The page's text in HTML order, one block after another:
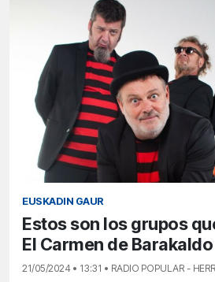
EUSKADIN GAUR
Estos son los grupos
El Carmen de Barakaldo
21/05/2024 • 13:31 • RADIO POPULAR -